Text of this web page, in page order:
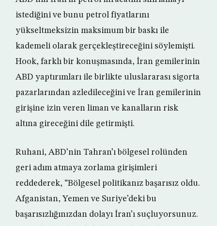
istediğini ve bunu petrol fiyatlarını
yükseltmeksizin maksimum bir baskı ile
kademeli olarak gerçekleştireceğini söylemişti.
Hook, farklı bir konuşmasında, İran gemilerinin
ABD yaptırımları ile birlikte uluslararası sigorta
pazarlarından azledileceğini ve İran gemilerinin
girişine izin veren liman ve kanalların risk
altına gireceğini dile getirmişti.
Ruhani, ABD’nin Tahran’ı bölgesel rolünden
geri adım atmaya zorlama girişimleri
reddederek, “Bölgesel politikanız başarısız oldu.
Afganistan, Yemen ve Suriye’deki bu
başarısızlığınızdan dolayı İran’ı suçluyorsunuz.